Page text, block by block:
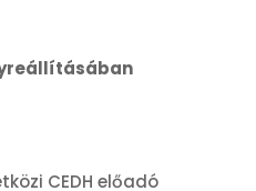
CEDH előadó